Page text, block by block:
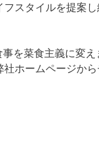
フスタイルを提案
を菜食主義に変え
ホームページから